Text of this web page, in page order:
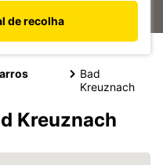
de recolha
Bad
Kreuznach
Kreuznach